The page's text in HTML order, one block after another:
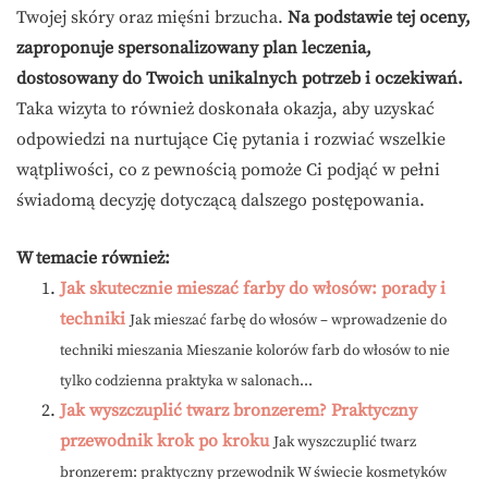
Twojej skóry oraz mięśni brzucha. Na podstawie tej oceny,
zaproponuje spersonalizowany plan leczenia,
dostosowany do Twoich unikalnych potrzeb i oczekiwań.
Taka wizyta to również doskonała okazja, aby uzyskać
odpowiedzi na nurtujące Cię pytania i rozwiać wszelkie
wątpliwości, co z pewnością pomoże Ci podjąć w pełni
świadomą decyzję dotyczącą dalszego postępowania.
W temacie również:
Jak skutecznie mieszać farby do włosów: porady i
techniki Jak mieszać farbę do włosów – wprowadzenie do
techniki mieszania Mieszanie kolorów farb do włosów to nie
tylko codzienna praktyka w salonach...
Jak wyszczuplić twarz bronzerem? Praktyczny
przewodnik krok po kroku Jak wyszczuplić twarz
bronzerem: praktyczny przewodnik W świecie kosmetyków